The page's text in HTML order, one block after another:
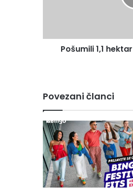
Pošumili 1,1
Povezani članci